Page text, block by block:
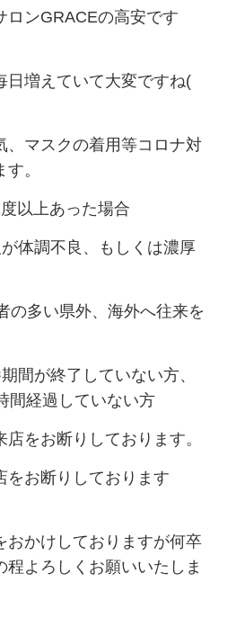
ロンGRACEの高安です
日増えていて大変ですね(
、マスクの着用等コロナ対
。
以上あった場合
体調不良、もしくは濃厚
の多い県外、海外へ往来を
間が終了していない方、
間経過していない方
をお断りしております。
をお断りしております
おかけしておりますが何卒
程よろしくお願いいたしま